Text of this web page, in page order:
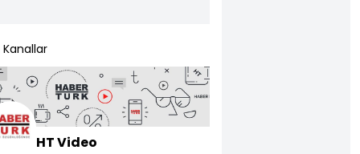
HT Video